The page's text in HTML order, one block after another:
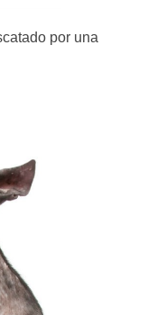
por una